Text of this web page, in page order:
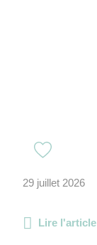
29 juillet 2026
Lire l'article